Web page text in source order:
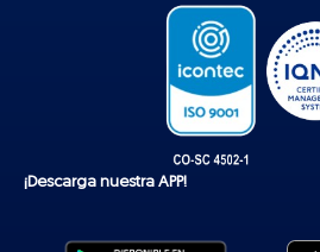
¡Descarga nuestra APP!